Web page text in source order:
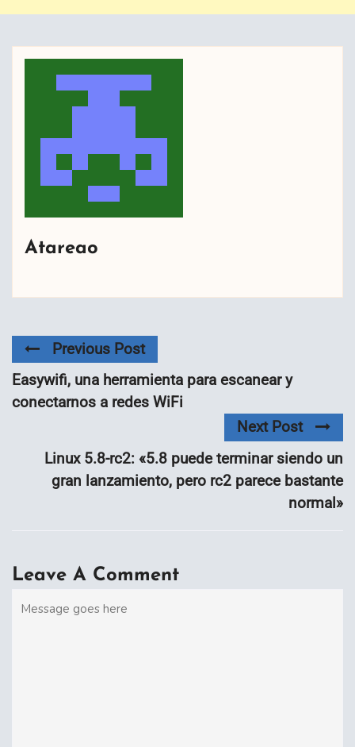
Atareao
Previous Post
Easywifi, una herramienta para escanear y
conectarnos a redes WiFi
Next Post
Linux 5.8-rc2: «5.8 puede terminar siendo un
gran lanzamiento, pero rc2 parece bastante
normal»
Leave A Comment